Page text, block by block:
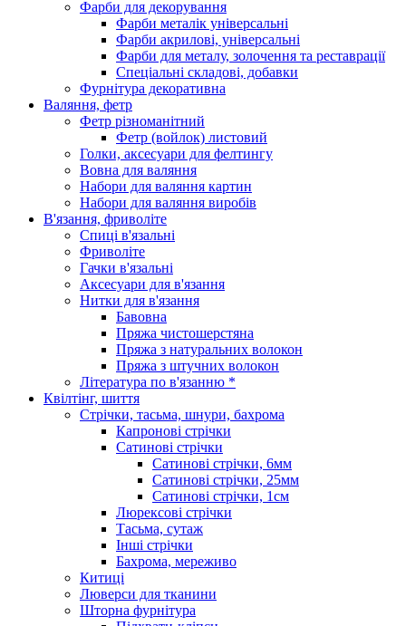
Фарби для декорування
Фарби металік універсальні
Фарби акрилові, універсальні
Фарби для металу, золочення та реставрації
Спеціальні складові, добавки
Фурнітура декоративна
Валяння, фетр
Фетр різноманітний
Фетр (войлок) листовий
Голки, аксесуари для фелтингу
Вовна для валяння
Набори для валяння картин
Набори для валяння виробів
В'язання, фриволіте
Спиці в'язальні
Фриволіте
Гачки в'язальні
Аксесуари для в'язання
Нитки для в'язання
Бавовна
Пряжа чистошерстяна
Пряжа з натуральних волокон
Пряжа з штучних волокон
Література по в'язанню *
Квілтінг, шиття
Стрічки, тасьма, шнури, бахрома
Капронові стрічки
Сатинові стрічки
Сатинові стрічки, 6мм
Сатинові стрічки, 25мм
Сатинові стрічки, 1см
Люрексові стрічки
Тасьма, сутаж
Інші стрічки
Бахрома, мереживо
Китиці
Люверси для тканини
Шторна фурнітура